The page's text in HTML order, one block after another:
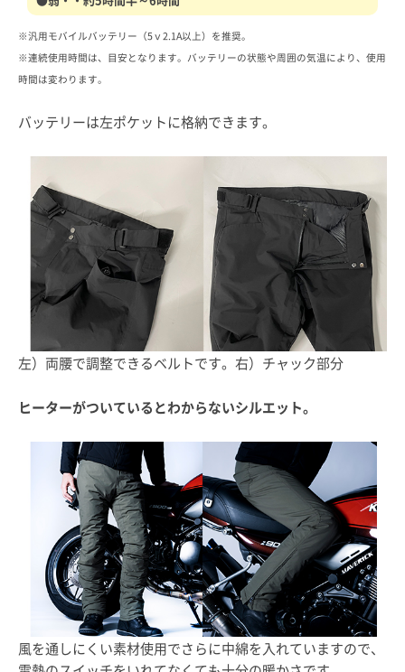
※汎用モバイルバッテリー（5ｖ2.1A以上）を推奨。
※連続使用時間は、目安となります。バッテリーの状態や周囲の気温により、使用
時間は変わります。
バッテリーは左ポケットに格納できます。
左）両腰で調整できるベルトです。右）チャック部分
ヒーターがついているとわからないシルエット。
風を通しにくい素材使用でさらに中綿を入れていますので、